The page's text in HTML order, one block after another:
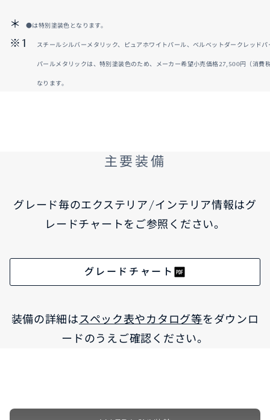
●は特別塗装色となります。
スチールシルバーメタリック、ピュアホワイトパール、ベルベットダークレッド
パールメタリックは、特別塗装色のため、メーカー希望小売価格27,500円（消費
なります。
主要装備
グレード毎のエクステリア/インテリア情報はグ
レードチャートをご参照ください。
グレードチャート
装備の詳細はスペック表やカタログ等をダウンロ
ードのうえご確認ください。